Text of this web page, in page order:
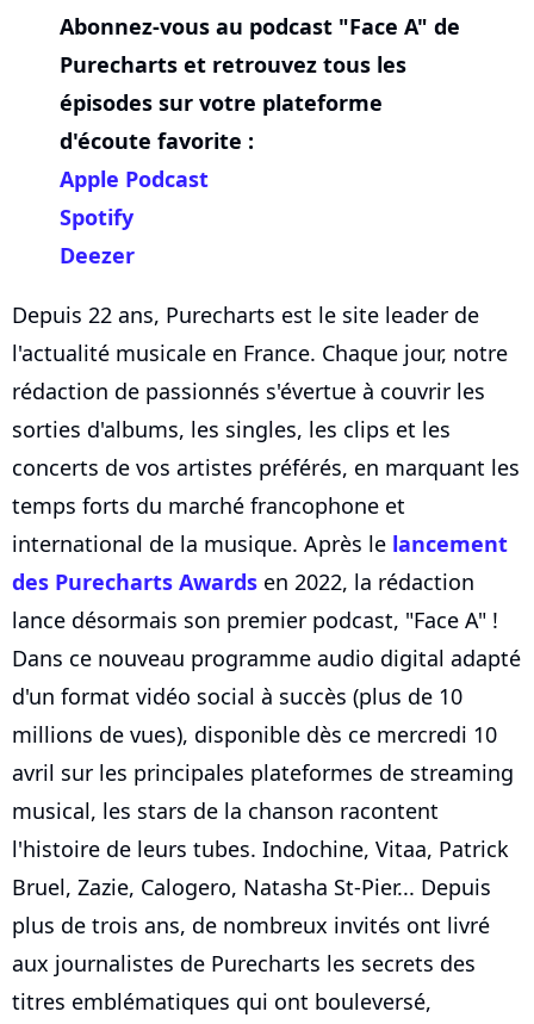
Abonnez-vous au podcast "Face A" de
Purecharts et retrouvez tous les
épisodes sur votre plateforme
d'écoute favorite :
Apple Podcast
Spotify
Deezer
Depuis 22 ans, Purecharts est le site leader de
l'actualité musicale en France. Chaque jour, notre
rédaction de passionnés s'évertue à couvrir les
sorties d'albums, les singles, les clips et les
concerts de vos artistes préférés, en marquant les
temps forts du marché francophone et
international de la musique. Après le lancement
des Purecharts Awards en 2022, la rédaction
lance désormais son premier podcast, "Face A" !
Dans ce nouveau programme audio digital adapté
d'un format vidéo social à succès (plus de 10
millions de vues), disponible dès ce mercredi 10
avril sur les principales plateformes de streaming
musical, les stars de la chanson racontent
l'histoire de leurs tubes. Indochine, Vitaa, Patrick
Bruel, Zazie, Calogero, Natasha St-Pier... Depuis
plus de trois ans, de nombreux invités ont livré
aux journalistes de Purecharts les secrets des
titres emblématiques qui ont bouleversé,